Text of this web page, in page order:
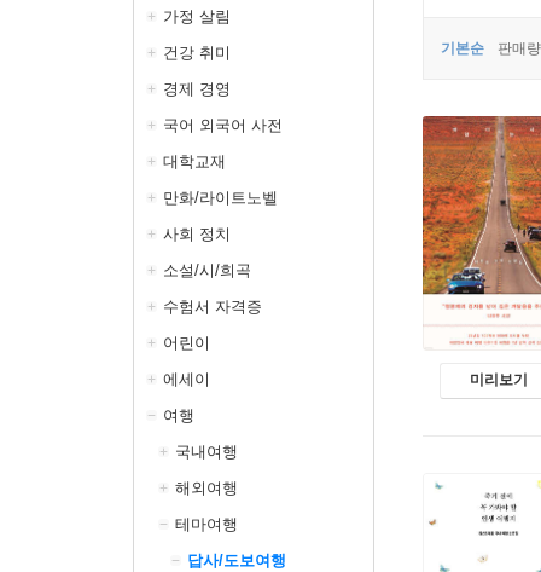
가정 살림
건강 취미
경제 경영
국어 외국어 사전
대학교재
만화/라이트노벨
사회 정치
소설/시/희곡
수험서 자격증
어린이
에세이
여행
국내여행
해외여행
테마여행
답사/도보여행
기본순 판매
미리보기